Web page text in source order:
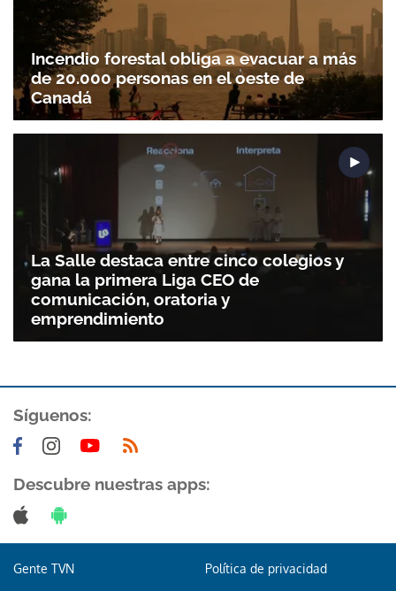
Gracias por suscribirte a nuestro boletín.
ACEPTAR
Incendio forestal obliga a evacuar a más
de 20.000 personas en el oeste de
Canadá
La Salle destaca entre cinco colegios y
gana la primera Liga CEO de
comunicación, oratoria y
emprendimiento
Síguenos:
Descubre nuestras apps:
Gente TVN Política de privacidad